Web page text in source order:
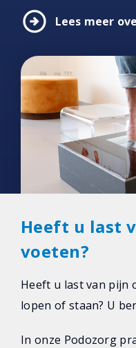
arrow_circle_right Lees meer
Heeft u last
voeten?
Heeft u last van pijn
lopen of staan? U
In onze Podozorg